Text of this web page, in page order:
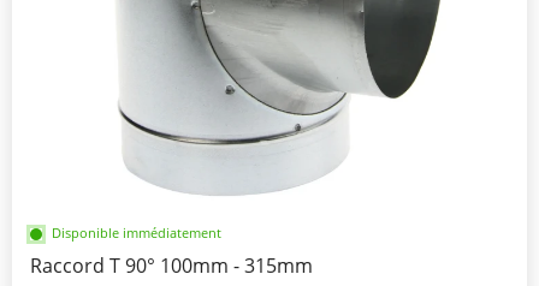
Disponible immédiatement
Raccord T 90° 100mm - 315mm